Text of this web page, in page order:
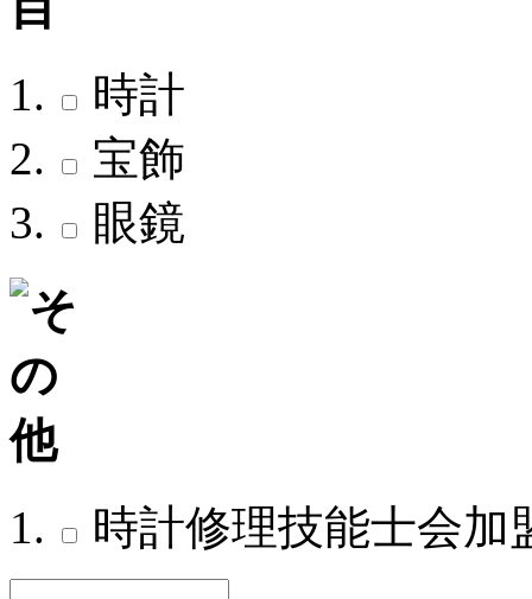
時計
宝飾
眼鏡
時計修理技能士会加